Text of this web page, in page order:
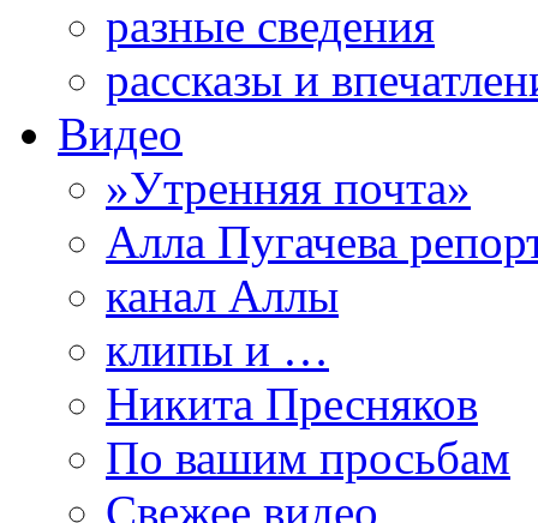
разные сведения
рассказы и
Видео
»Утренняя почта»
Алла Пугачева
канал Аллы
клипы и …
Никита Пресняков
По вашим просьбам
Свежее видео